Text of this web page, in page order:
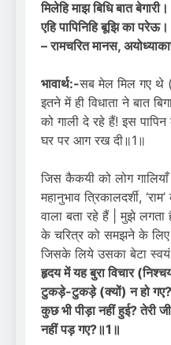
मिलेहि माझ बिधि बात
एहि पापिनिहि बूझि का
–रामचरित मानस,
भावार्थ:-सब मेल मिल गए थे
इतने में ही विधाता ने बात
को गाली दे रहे हैं! इस
घर पर आग रख दी॥1॥
जिस कैकयी को लोग
महानुभाव त्रिकालदर्शी,
वाला बता रहे हैं | मुझे
के चरित्र को समझने के
जिसके लिये उसका बेटा
हृदय में यह बुरा विचार
टुकड़े-टुकड़े (क्यों) न हो गए
कुछ भी पीड़ा नहीं हुई?तेरी
नहीं पड़ गए?॥1 ॥